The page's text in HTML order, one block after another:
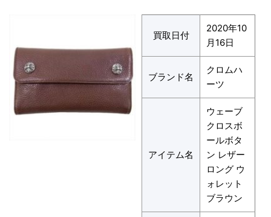
買取日付
2020年10
月16日
ブランド名
クロムハ
ーツ
アイテム名
ウェーブ
クロスボ
ールボタ
ン レザー
ロング ウ
ォレット
ブラウン